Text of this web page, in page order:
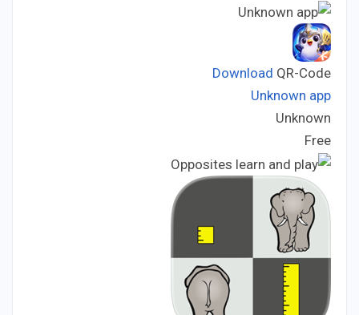
Download QR-Code
Unknown app
Unknown
Free